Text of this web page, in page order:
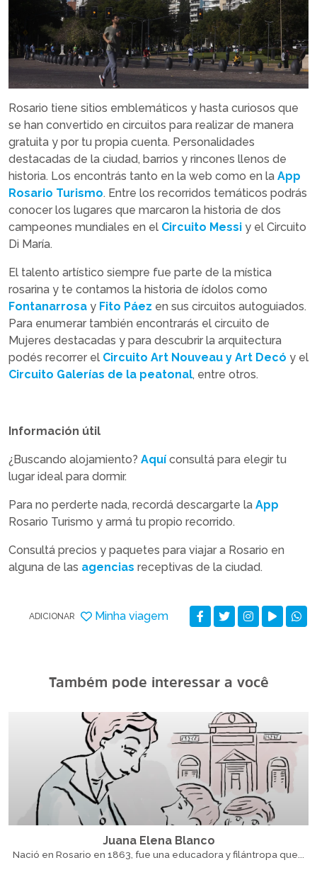
Rosario tiene sitios emblemáticos y hasta curiosos que
se han convertido en circuitos para realizar de manera
gratuita y por tu propia cuenta. Personalidades
destacadas de la ciudad, barrios y rincones llenos de
historia. Los encontrás tanto en la web como en la App
Rosario Turismo. Entre los recorridos temáticos podrás
conocer los lugares que marcaron la historia de dos
campeones mundiales en el Circuito Messi y el Circuito
Di María.
El talento artístico siempre fue parte de la mística
rosarina y te contamos la historia de ídolos como
Fontanarrosa y Fito Páez en sus circuitos autoguiados.
Para enumerar también encontrarás el circuito de
Mujeres destacadas y para descubrir la arquitectura
podés recorrer el Circuito Art Nouveau y Art Decó y el
Circuito Galerías de la peatonal, entre otros.
Información útil
¿Buscando alojamiento? Aquí consultá para elegir tu
lugar ideal para dormir.
Para no perderte nada, recordá descargarte la App
Rosario Turismo y armá tu propio recorrido.
Consultá precios y paquetes para viajar a Rosario en
alguna de las agencias receptivas de la ciudad.
ADICIONAR Minha viagem
Também pode interessar a você
Juana Elena Blanco
Nació en Rosario en 1863, fue una educadora y filántropa que...